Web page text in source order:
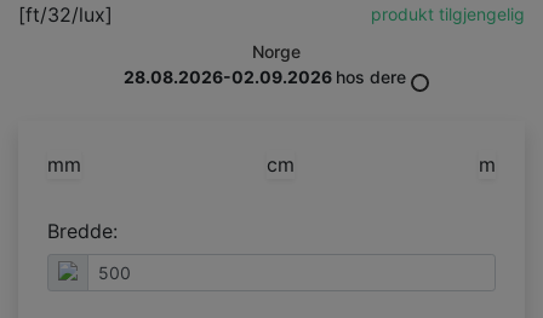
[ft/32/lux]
produkt tilgjengelig
Norge
28.08.2026-02.09.2026 hos dere
mm cm m
Bredde: